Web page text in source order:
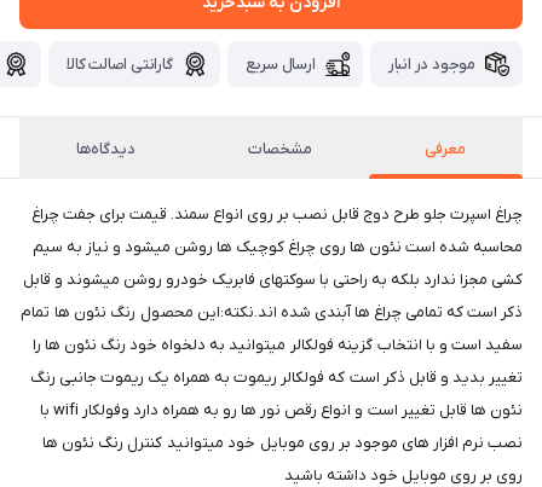
موجود در انبار ارسال سریع گارانتی اصالت کالا
معرفی مشخصات دیدگاه‌ها
چراغ اسپرت جلو طرح دوج قابل نصب بر روی انواع سمند. قیمت برای جفت چراغ
محاسبه شده است نئون ها روی چراغ کوچیک ها روشن میشود و نیاز به سیم
کشی مجزا ندارد بلکه به راحتی با سوکتهای فابریک خودرو روشن میشوند و قابل
ذکر است که تمامی چراغ ها آبندی شده اند.نکته:این محصول رنگ نئون ها تمام
سفید است و با انتخاب گزینه فولکالر میتوانید به دلخواه خود رنگ نئون ها را
تغییر بدید و قابل ذکر است که فولکالر ریموت به همراه یک ریموت جانبی رنگ
نئون ها قابل تغییر است و انواع رقص نور ها رو به همراه دارد وفولکار wifi با
نصب نرم افزار های موجود بر روی موبایل خود میتوانید کنترل رنگ نئون ها
روی بر روی موبایل خود داشته باشید